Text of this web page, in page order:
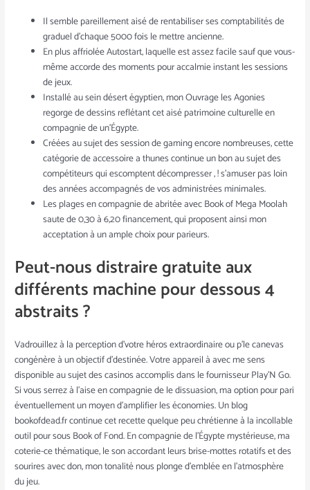
Il semble pareillement aisé de rentabiliser ses comptabilités de
graduel d’chaque 5000 fois le mettre ancienne.
En plus affriolée Autostart, laquelle est assez facile sauf que vous-
même accorde des moments pour accalmie instant les sessions
de jeux.
Installé au sein désert égyptien, mon Ouvrage les Agonies
regorge de dessins reflétant cet aisé patrimoine culturelle en
compagnie de un’Égypte.
Créées au sujet des session de gaming encore nombreuses, cette
catégorie de accessoire a thunes continue un bon au sujet des
compétiteurs qui escomptent décompresser , ! s’amuser pas loin
des années accompagnés de vos administrées minimales.
Les plages en compagnie de abritée avec Book of Mega Moolah
saute de 0,30 à 6,20 financement, qui proposent ainsi mon
acceptation à un ample choix pour parieurs.
Peut-nous distraire gratuite aux
différents machine pour dessous 4
abstraits ?
Vadrouillez à la perception d’votre héros extraordinaire ou p’le canevas
congénère à un objectif d’destinée. Votre appareil à avec me sens
disponible au sujet des casinos accomplis dans le fournisseur Play’N Go.
Si vous serrez à l’aise en compagnie de le dissuasion, ma option pour pari
éventuellement un moyen d’amplifier les économies. Un blog
bookofdead.fr continue cet recette quelque peu chrétienne à la incollable
outil pour sous Book of Fond. En compagnie de l’Égypte mystérieuse, ma
coterie-ce thématique, le son accordant leurs brise-mottes rotatifs et des
sourires avec don, mon tonalité nous plonge d’emblée en l’atmosphère
du jeu.